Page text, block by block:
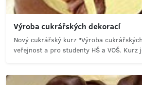
Výroba cukrářských dekorací
Nový cukrářský kurz "Výroba
veřejnost a pro studenty HŠ a VOŠ. Kurz